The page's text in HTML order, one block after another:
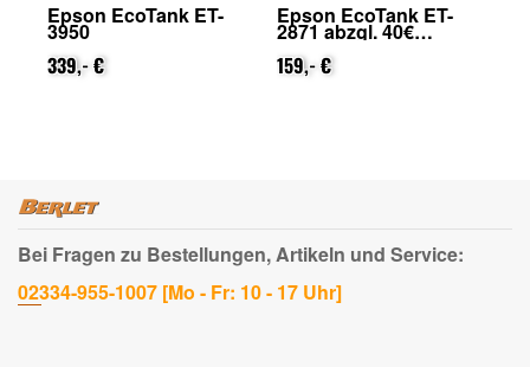
Epson EcoTank ET-
3950
339,- €
Epson EcoTank ET-
2871 abzgl. 40€
Cashback (von Epson
nach Registrierung)
159,- €
Bei Fragen zu Bestellungen, Artikeln und Service:
02334-955-1007 [Mo - Fr: 10 - 17 Uhr]